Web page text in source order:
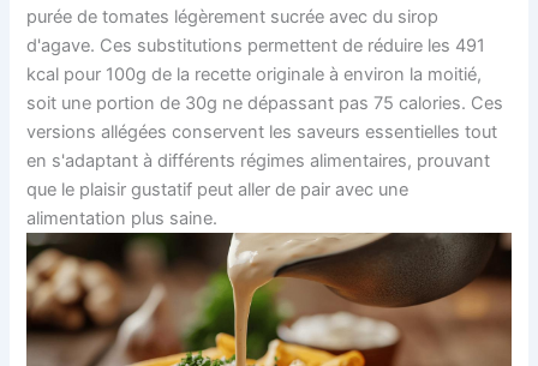
purée de tomates légèrement sucrée avec du sirop
d'agave. Ces substitutions permettent de réduire les 491
kcal pour 100g de la recette originale à environ la moitié,
soit une portion de 30g ne dépassant pas 75 calories. Ces
versions allégées conservent les saveurs essentielles tout
en s'adaptant à différents régimes alimentaires, prouvant
que le plaisir gustatif peut aller de pair avec une
alimentation plus saine.